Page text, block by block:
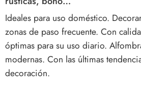
Ideales para uso doméstico.
zonas de paso frecuente. Con
óptimas para su uso diario.
modernas. Con las últimas
decoración.